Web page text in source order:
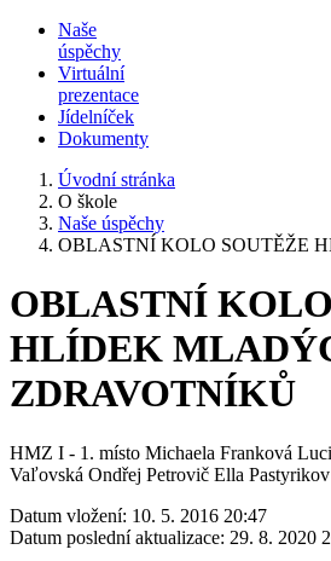
Naše
úspěchy
Virtuální
prezentace
Jídelníček
Dokumenty
Úvodní stránka
O škole
Naše úspěchy
OBLASTNÍ KOLO SOUTĚŽE
OBLASTNÍ
HLÍDEK
ZDRAVOTNÍKŮ
HMZ I - 1. místo Michaela Franková
Vaľovská Ondřej Petrovič Ella Pastyrikov
Datum vložení: 10. 5. 2016 20:47
Datum poslední aktualizace: 29. 8. 2020